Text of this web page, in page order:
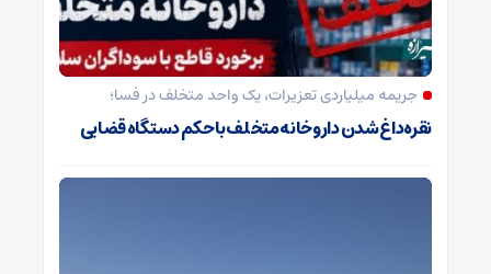
جریمه میلیاردی تعزیرات، یک واحد متخلف در فسا؛
نقره‌داغ شدن داروخانه متخلف با حکم دستگاه قضایی